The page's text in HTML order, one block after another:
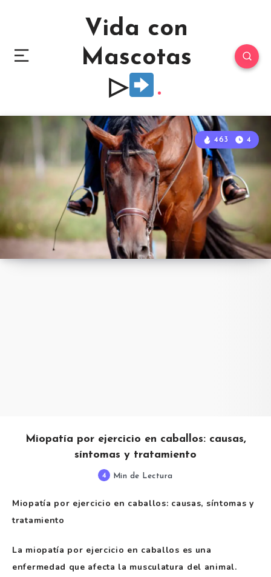
Vida con
Mascotas
▷
Miopatía por ejercicio en caballos: causas,
síntomas y tratamiento
463 4
4 Min de Lectura
Miopatía por ejercicio en caballos: causas, síntomas y
tratamiento
La miopatía por ejercicio en caballos es una
enfermedad que afecta la musculatura del animal.